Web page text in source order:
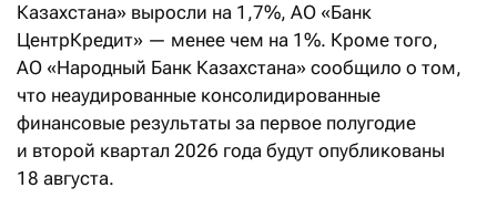
Казахстана» выросли на 1,7%, АО «Банк
ЦентрКредит» — менее чем на 1%. Кроме того,
АО «Народный Банк Казахстана» сообщило о том,
что неаудированные консолидированные
финансовые результаты за первое полугодие
и второй квартал 2026 года будут опубликованы
18 августа.